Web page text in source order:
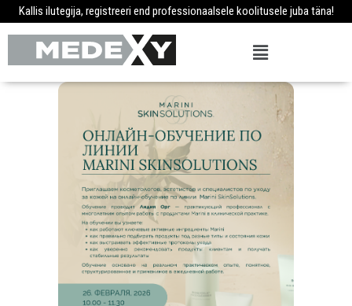
Kallis ilutegija, registreeri end professionaalsele koolitusele juba täna!